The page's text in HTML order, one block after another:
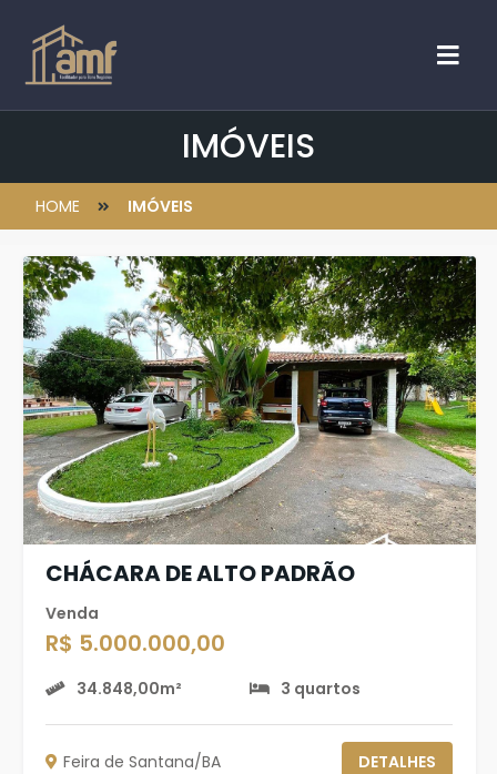
IMÓVEIS
HOME IMÓVEIS
CHÁCARA DE ALTO PADRÃO
Venda
R$ 5.000.000,00
34.848,00m² 3 quartos
Feira de Santana/BA DETALHES